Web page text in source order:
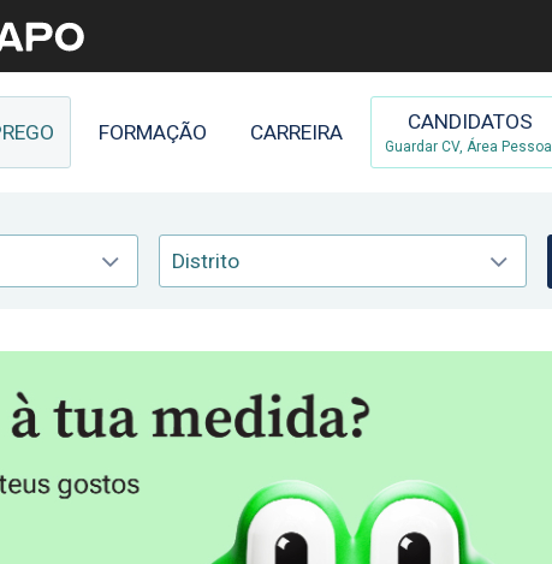
FORMAÇÃO CARREIRA CANDIDATOS
Guardar CV, Área Pessoal
Distrito